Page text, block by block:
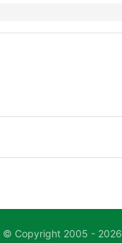
© Copyright 2005 - 2026